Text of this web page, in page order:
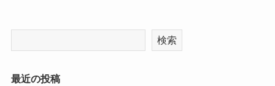
検索
最近の投稿